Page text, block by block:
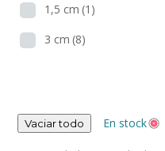
1,5 cm (1)
3 cm (8)
Vaciar todo En stock